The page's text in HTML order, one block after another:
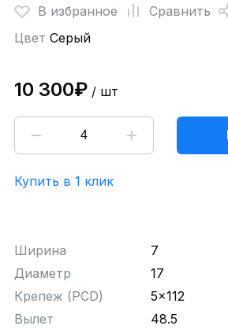
В избранное Сравнить
Цвет Серый
10 300₽/ шт
Купить в 1 клик
Ширина
7
Диаметр
17
Крепеж (PCD)
5x112
Вылет
48.5